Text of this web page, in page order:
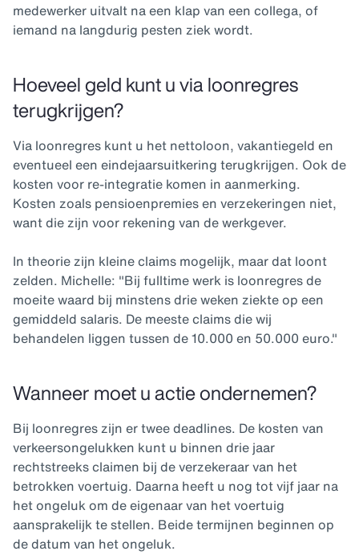
medewerker uitvalt na een klap van een collega, of
iemand na langdurig pesten ziek wordt.
Hoeveel geld kunt u via loonregres
terugkrijgen?
Via loonregres kunt u het nettoloon, vakantiegeld en
eventueel een eindejaarsuitkering terugkrijgen. Ook de
kosten voor re-integratie komen in aanmerking.
Kosten zoals pensioenpremies en verzekeringen niet,
want die zijn voor rekening van de werkgever.
In theorie zijn kleine claims mogelijk, maar dat loont
zelden. Michelle: "Bij fulltime werk is loonregres de
moeite waard bij minstens drie weken ziekte op een
gemiddeld salaris. De meeste claims die wij
behandelen liggen tussen de 10.000 en 50.000 euro."
Wanneer moet u actie ondernemen?
Bij loonregres zijn er twee deadlines. De kosten van
verkeersongelukken kunt u binnen drie jaar
rechtstreeks claimen bij de verzekeraar van het
betrokken voertuig. Daarna heeft u nog tot vijf jaar na
het ongeluk om de eigenaar van het voertuig
aansprakelijk te stellen. Beide termijnen beginnen op
de datum van het ongeluk.